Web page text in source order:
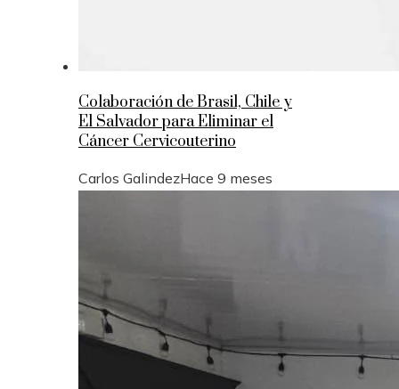
Colaboración de Brasil, Chile y
El Salvador para Eliminar el
Cáncer Cervicouterino
Carlos GalindezHace 9 meses